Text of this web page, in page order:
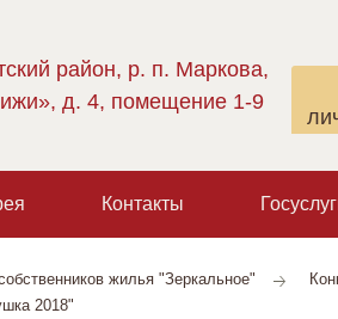
район, р. п. Маркова,
д. 4, помещение 1-9
Контакты
жилья "Зеркальное"
2018"